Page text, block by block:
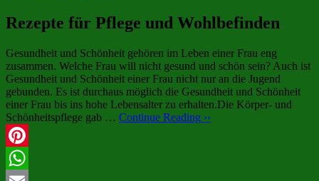
Rezepte für Pflege und Wohlbefinden
Gesundheit und Schönheit gehören im Leben einer Frau eng
zusammen. Welche Frau will nicht gesund und schön sein? Auch ist
Gesundheit und Schönheit einer Frau nicht nur an die Jugend
gebunden. Es ist durchaus möglich die Gesundheit und Schönheit
einer Frau bis ins hohe Lebensalter zu erhalten.Die Körper- und
Schönheitspflege gab … Continue Reading ››
Pinterest